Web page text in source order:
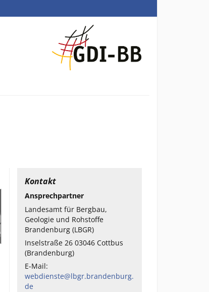
Kontakt
Ansprechpartner
Landesamt für Bergbau,
Geologie und Rohstoffe
Brandenburg (LBGR)
Inselstraße 26 03046 Cottbus
(Brandenburg)
E-Mail:
webdienste@lbgr.brandenburg.
de